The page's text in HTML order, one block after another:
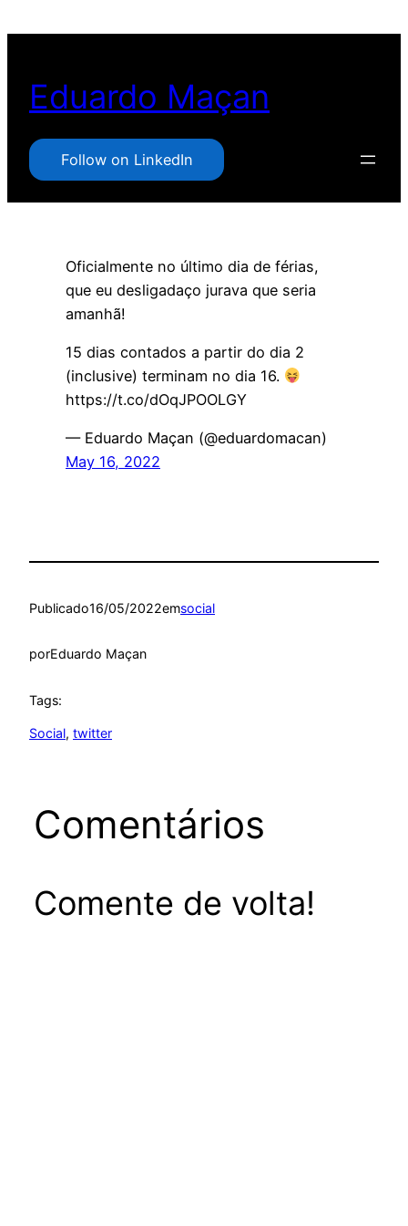
conteúdo
Eduardo Maçan
Follow on LinkedIn
Oficialmente no último dia de férias,
que eu desligadaço jurava que seria
amanhã!
15 dias contados a partir do dia 2
(inclusive) terminam no dia 16.
https://t.co/dOqJPOOLGY
— Eduardo Maçan (@eduardomacan)
May 16, 2022
Publicado16/05/2022emsocial
porEduardo Maçan
Tags:
Social, twitter
Comentários
Comente de volta!